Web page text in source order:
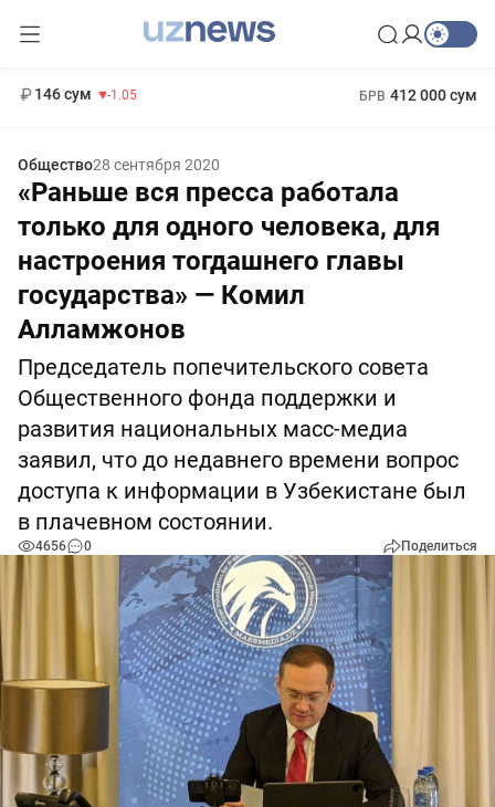
146 сум -1.05 БРВ 412 000 сум
Общество28 сентября 2020
«Раньше вся пресса работала
только для одного человека, для
настроения тогдашнего главы
государства» — Комил
Алламжонов
Председатель попечительского совета
Общественного фонда поддержки и
развития национальных масс-медиа
заявил, что до недавнего времени вопрос
доступа к информации в Узбекистане был
в плачевном состоянии.
4656 0 Поделиться